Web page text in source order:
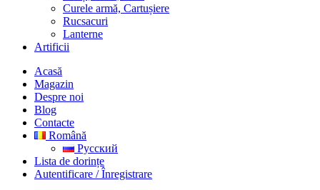
Curele armă, Cartușiere
Rucsacuri
Lanterne
Artificii
Acasă
Magazin
Despre noi
Blog
Contacte
Română
Русский
Lista de dorințe
Autentificare / Înregistrare